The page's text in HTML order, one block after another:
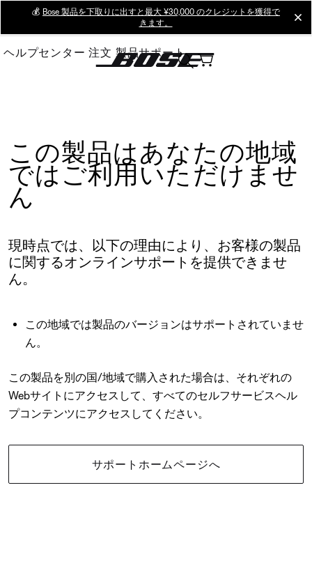
Main
💰 Bose 製品を下取りに出すと最大 ¥30,000 のクレジットを獲得で
きます。
ヘルプセンター 注文 製品サポート
この製品はあなたの地域
ではご利用いただけませ
ん
現時点では、以下の理由により、お客様の製品
に関するオンラインサポートを提供できませ
ん。
この地域では製品のバージョンはサポートされていませ
ん。
この製品を別の国/地域で購入された場合は、それぞれの
Webサイトにアクセスして、すべてのセルフサービスヘル
プコンテンツにアクセスしてください。
サポートホームページへ